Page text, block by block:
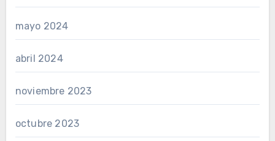
mayo 2024
abril 2024
noviembre 2023
octubre 2023